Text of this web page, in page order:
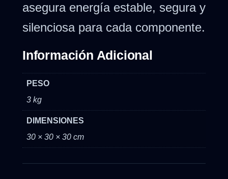
asegura energía estable, segura y
silenciosa para cada componente.
Información Adicional
PESO
3 kg
DIMENSIONES
30 × 30 × 30 cm